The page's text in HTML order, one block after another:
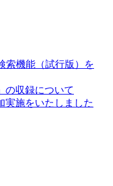
索機能（試行版）を
の収録について
実施をいたしました